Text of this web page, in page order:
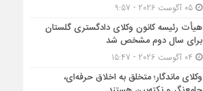
05 آگوست 2026 - 9:57
هیأت ‌رئیسه کانون وکلای دادگستری گلستان
برای سال دوم مشخص شد
وکلای ماندگار؛ متخلق به اخلاق حرفه‌ای،